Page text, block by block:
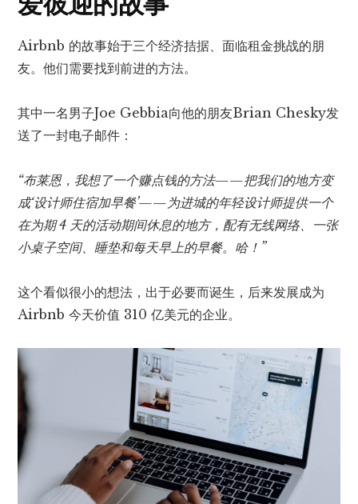
Airbnb 的故事始于三个经济拮据、面临租金挑战的朋
友。他们需要找到前进的方法。
其中一名男子Joe Gebbia向他的朋友Brian Chesky发
送了一封电子邮件：
“布莱恩，我想了一个赚点钱的方法——把我们的地方变
成‘设计师住宿加早餐’——为进城的年轻设计师提供一个
在为期 4 天的活动期间休息的地方，配有无线网络、一张
小桌子空间、睡垫和每天早上的早餐。哈！”
这个看似很小的想法，出于必要而诞生，后来发展成为
Airbnb 今天价值 310 亿美元的企业。